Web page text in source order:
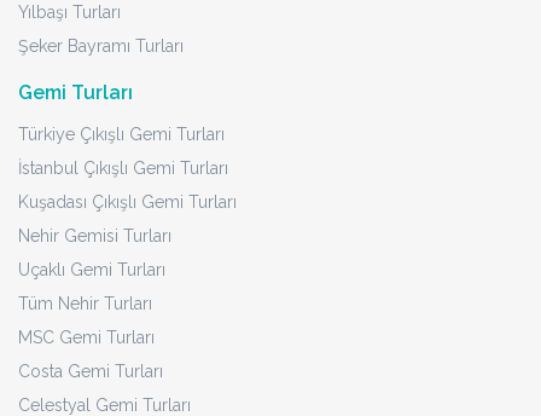
Yılbaşı Turları
Şeker Bayramı Turları
Gemi Turları
Türkiye Çıkışlı Gemi Turları
İstanbul Çıkışlı Gemi Turları
Kuşadası Çıkışlı Gemi Turları
Nehir Gemisi Turları
Uçaklı Gemi Turları
Tüm Nehir Turları
MSC Gemi Turları
Costa Gemi Turları
Celestyal Gemi Turları